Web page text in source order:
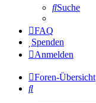
Suche
FAQ
Spenden
Anmelden
Foren-Übersicht
Suche